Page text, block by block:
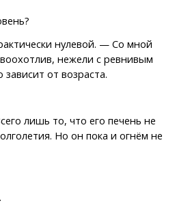
нулевой. — Со мной
нежели с ревнивым
от возраста.
лишь то, что его печень не
Но он пока и огнём не